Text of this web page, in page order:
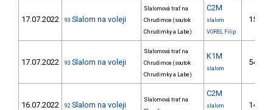
17.07.2022 93 Slalom na voleji
Slalomová trať na
Chrudimce (soutok
Chrudimky a Labe)
C2M
slalom
VOREL Filip
15.
17.07.2022 93 Slalom na voleji
Slalomová trať na
Chrudimce (soutok
Chrudimky a Labe)
K1M
slalom
54.
16.07.2022 92 Slalom na voleji
Slalomová trať na
C2M
slalom
14.